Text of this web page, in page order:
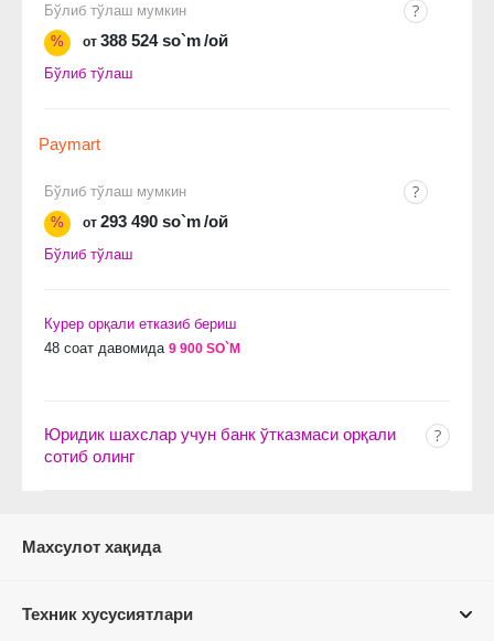
Бўлиб тўлаш мумкин
%
от 388 524 so`m/ой
Бўлиб тўлаш
Paymart
Бўлиб тўлаш мумкин
%
от 293 490 so`m/ой
Бўлиб тўлаш
Курер орқали етказиб бериш
48 соат давомида 9 900 SO`M
Юридик шахслар учун банк ўтказмаси орқали
сотиб олинг
Махсулот хақида
Техник хусусиятлари